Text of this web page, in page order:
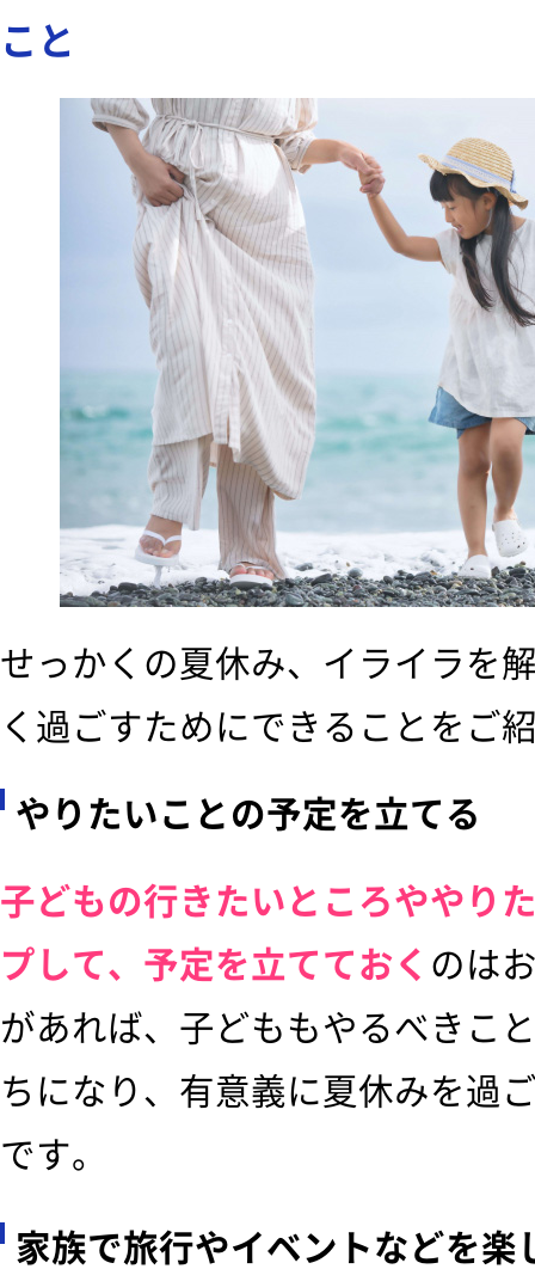
こと
せっかくの夏休み、イライラを
く過ごすためにできることをご
やりたいことの予定を立てる
子どもの行きたいところややり
プして、予定を立てておく のは
があれば、子どももやるべきこ
ちになり、有意義に夏休みを過
です。
家族で旅行やイベントなどを楽